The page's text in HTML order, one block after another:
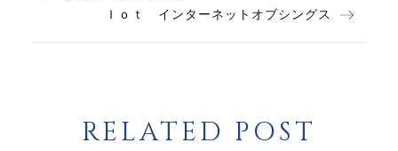
Ｉｏｔ インターネットオブシングス
RELATED POST